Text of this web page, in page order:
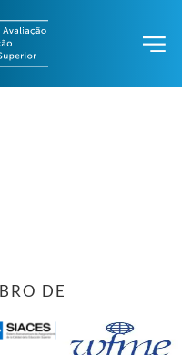
DE